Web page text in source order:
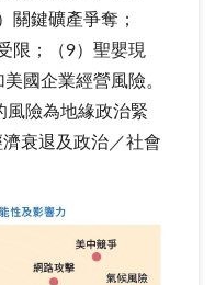
關鍵礦產爭奪；
限；（9）聖嬰現
國企業經營風險。
風險為地緣政治緊
衰退及政治／社會